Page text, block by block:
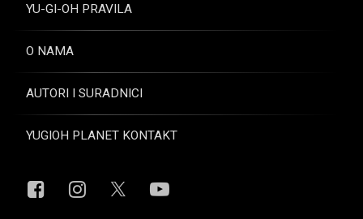
YU-GI-OH PRAVILA
O NAMA
AUTORI I SURADNICI
YUGIOH PLANET KONTAKT
FacebookInstagramYouTube